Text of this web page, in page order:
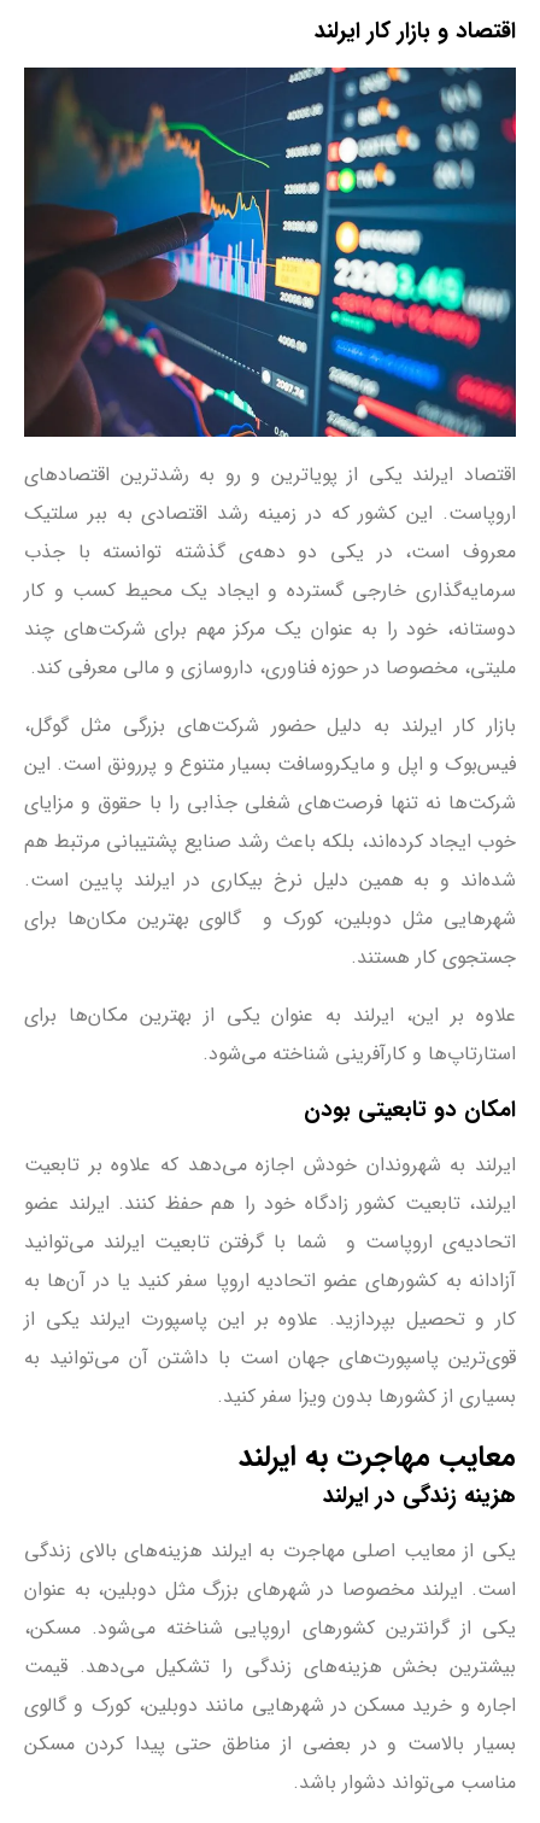
اقتصاد و بازار کار ایرلند
اقتصاد ایرلند یکی از پویاترین و رو به رشد‌ترین اقتصادهای
اروپاست. این کشور که در زمینه رشد اقتصادی به ببر سلتیک
معروف است، در یکی دو دهه‌ی گذشته توانسته با جذب
سرمایه‌گذاری خارجی گسترده و ایجاد یک محیط کسب و کار
دوستانه، خود را به عنوان یک مرکز مهم برای شرکت‌های چند
ملیتی، مخصوصا در حوزه فناوری، داروسازی و مالی معرفی کند.
بازار کار ایرلند به دلیل حضور شرکت‌های بزرگی مثل گوگل،
فیس‌بوک و اپل و مایکروسافت بسیار متنوع و پررونق است. این
شرکت‌ها نه تنها فرصت‌های شغلی جذابی را با حقوق و مزایای
خوب ایجاد کرده‌اند، بلکه باعث رشد صنایع پشتیبانی مرتبط هم
شده‌اند و به همین دلیل نرخ بیکاری در ایرلند پایین است.
شهرهایی مثل دوبلین، کورک و گالوی بهترین مکان‌ها برای
جستجوی کار هستند.
علاوه‌ بر این، ایرلند به عنوان یکی از بهترین مکان‌ها برای
استارتاپ‌ها و کارآفرینی شناخته می‌شود.
امکان دو تابعیتی بودن
ایرلند به شهروندان خودش اجازه می‌دهد که علاوه بر تابعیت
ایرلند، تابعیت کشور زادگاه خود را هم حفظ کنند. ایرلند عضو
اتحادیه‌ی اروپاست و شما با گرفتن تابعیت ایرلند می‌توانید
آزادانه به کشورهای عضو اتحادیه اروپا سفر کنید یا در آن‌ها به
کار و تحصیل بپردازید. علاوه بر این پاسپورت ایرلند یکی از
قوی‌ترین پاسپورت‌های جهان است با داشتن آن می‌توانید به
بسیاری از کشورها بدون ویزا سفر کنید.
معایب مهاجرت به ایرلند
هزینه زندگی در ایرلند
یکی از معایب اصلی مهاجرت به ایرلند هزینه‌های بالای زندگی
است. ایرلند مخصوصا در شهرهای بزرگ مثل دوبلین، به عنوان
یکی از گرانترین کشورهای اروپایی شناخته می‌شود. مسکن،
بیشترین بخش هزینه‌های زندگی را تشکیل می‌دهد. قیمت
اجاره و خرید مسکن در شهرهایی مانند دوبلین، کورک و گالوی
بسیار بالاست و در بعضی از مناطق حتی پیدا کردن مسکن
مناسب می‌تواند دشوار باشد.